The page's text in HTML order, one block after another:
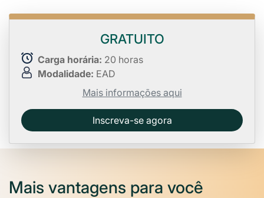
GRATUITO
Carga horária: 20 horas
Modalidade: EAD
Mais informações aqui
Inscreva-se agora
Mais vantagens para você